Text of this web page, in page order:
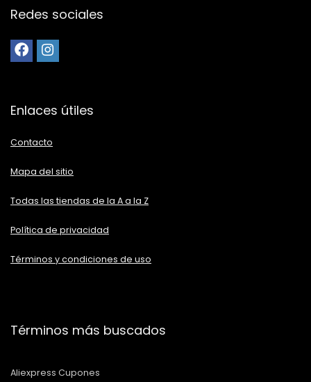
Redes sociales
Enlaces útiles
Contacto
Mapa del sitio
Todas las tiendas de la A a la Z
Política de privacidad
Términos y condiciones de uso
Términos más buscados
Aliexpress Cupones